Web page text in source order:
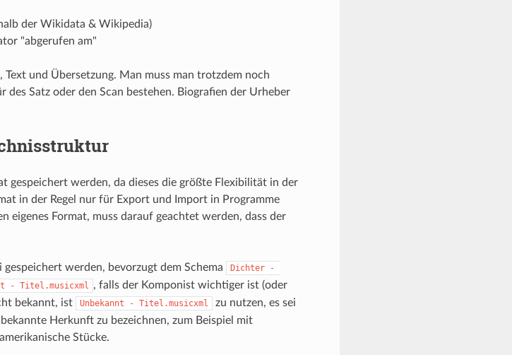
der Wikidata & Wikipedia)
"abgerufen am"
und Übersetzung. Man muss man trotzdem noch
Satz oder den Scan bestehen. Biografien der Urheber
gespeichert werden, da dieses die größte Flexibilität in der
in der Regel nur für Export und Import in Programme
eigenes Format, muss darauf geachtet werden, dass der
werden, bevorzugt dem Schema
Dichter -
- Titel.musicxml , falls der Komponist wichtiger ist (oder
bekannt, ist
Unbekannt - Titel.musicxml
zu nutzen, es sei
Herkunft zu bezeichnen, zum Beispiel mit
Stücke.